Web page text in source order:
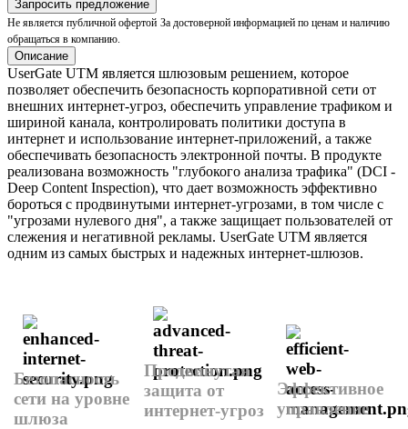
Запросить предложение
Не является публичной офертой За достоверной информацией по ценам и наличию
обращаться в компанию.
Описание
UserGate UTM является шлюзовым решением, которое
позволяет обеспечить безопасность корпоративной сети от
внешних интернет-угроз, обеспечить управление трафиком и
шириной канала, контролировать политики доступа в
интернет и использование интернет-приложений, а также
обеспечивать безопасность электронной почты. В продукте
реализована возможность "глубокого анализа трафика" (DCI -
Deep Content Inspection), что дает возможность эффективно
бороться с продвинутыми интернет-угрозами, в том числе с
"угрозами нулевого дня", а также защищает пользователей от
слежения и негативной рекламы. UserGate UTM является
одним из самых быстрых и надежных интернет-шлюзов.
Безопасность
сети на уровне
шлюза
Продвинутая
защита от
интернет-угроз
Эффективное
управление